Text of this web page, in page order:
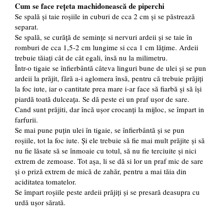
Cum se face rețeta machidonească de piperchi
Se spală și taie roșiile in cuburi de cca 2 cm și se păstrează
separat.
Se spală, se curăță de semințe si nervuri ardeii și se taie în
romburi de cca 1,5-2 cm lungime si cca 1 cm lățime. Ardeii
trebuie tăiați cât de cât egali, însă nu la milimetru.
Într-o tigaie se înfierbântă câteva linguri bune de ulei și se pun
ardeii la prăjit, fără a-i aglomera însă, pentru că trebuie prăjiți
la foc iute, iar o cantitate prea mare i-ar face să fiarbă și să își
piardă toată dulceața. Se dă peste ei un praf ușor de sare.
Cand sunt prăjiti, dar încă ușor crocanți la mijloc, se împart in
farfurii.
Se mai pune puțin ulei în tigaie, se înfierbântă și se pun
roșiile, tot la foc iute. Și ele trebuie să fie mai mult prăjite și să
nu fie lăsate să se înmoaie cu totul, să nu fie terciuite și nici
extrem de zemoase. Tot așa, li se dă si lor un praf mic de sare
și o priză extrem de mică de zahăr, pentru a mai tăia din
aciditatea tomatelor.
Se împart roșiile peste ardeii prăjiți și se presară deasupra cu
urdă ușor sărată.